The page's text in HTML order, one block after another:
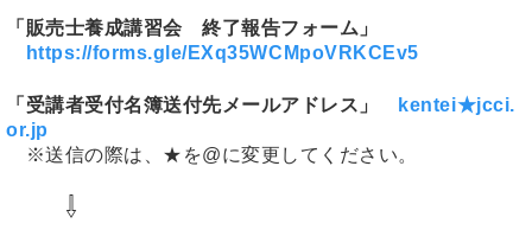
「販売士養成講習会 終了報告フォーム」
https://forms.gle/EXq35WCMpoVRKCEv5
「受講者受付名簿送付先メールアドレス」
kentei★jcci.
or.jp
※送信の際は、★を@に変更してください。
⇩